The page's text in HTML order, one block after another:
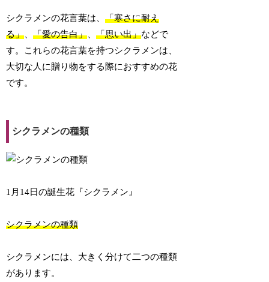
シクラメンの花言葉は、「寒さに耐え
る」、「愛の告白」、「思い出」などで
す。これらの花言葉を持つシクラメンは、
大切な人に贈り物をする際におすすめの花
です。
シクラメンの種類
1月14日の誕生花『シクラメン』
シクラメンの種類
シクラメンには、大きく分けて二つの種類
があります。